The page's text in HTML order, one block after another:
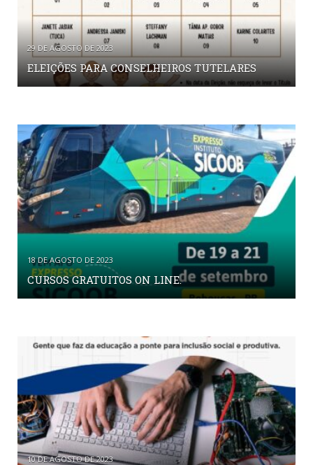
29 DE AGOSTO DE 2023
ELEIÇÕES PARA CONSELHEIROS TUTELARES
18 DE AGOSTO DE 2023
CURSOS GRATUITOS ON LINE.
10 DE AGOSTO DE 2023